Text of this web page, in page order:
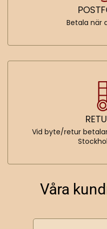
Betala när
Vid byte/retur
Våra